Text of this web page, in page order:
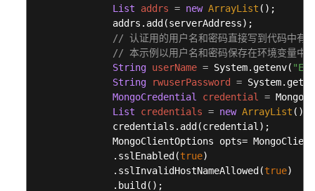
List
addrs = new ArrayList ();
              addrs.add(serverAddress);
// 认证用的用户名和密码直接写到代码中有
// 本示例以用户名和密码保存在环境变量中为
String userName = System.getenv(
String
rwuserPassword =
MongoCredential
credential =
List
credentials = new ArrayList ();
              credentials.add(credential);
MongoClientOptions opts=
              .sslEnabled(
true)
              .sslInvalidHostNameAllowed(
true)
              .build();